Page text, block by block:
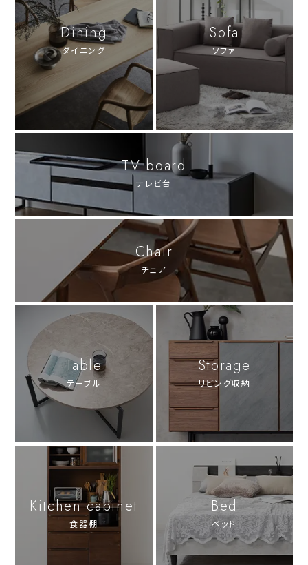
Dining
ダイニング
Sofa
ソファ
TV board
テレビ台
Chair
チェア
Table
テーブル
Storage
リビング収納
Kitchen cabinet
食器棚
Bed
ベッド